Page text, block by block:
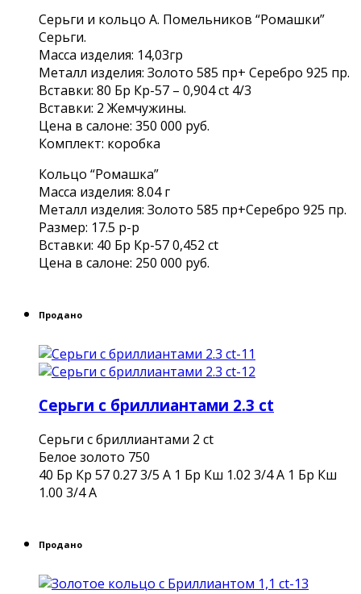
Серьги и кольцо А. Помельников “Ромашки”
Серьги.
Масса изделия: 14,03гр
Металл изделия: Золото 585 пр+ Серебро 925 пр.
Вставки: 80 Бр Кр-57 – 0,904 ct 4/3
Вставки: 2 Жемчужины.
Цена в салоне: 350 000 руб.
Комплект: коробка
Кольцо “Ромашка”
Масса изделия: 8.04 г
Металл изделия: Золото 585 пр+Серебро 925 пр.
Размер: 17.5 р-р
Вставки: 40 Бр Кр-57 0,452 ct
Цена в салоне: 250 000 руб.
Продано
Серьги с бриллиантами 2.3 ct
Серьги с бриллиантами 2 ct
Белое золото 750
40 Бр Кр 57 0.27 3/5 А 1 Бр Кш 1.02 3/4 А 1 Бр Кш
1.00 3/4 А
Продано